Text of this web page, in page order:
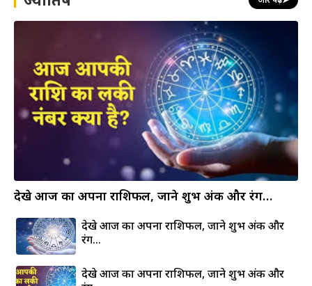
देखे आज का अपना राशिफल, जाने शुभ अंक और रंग…
देखे आज का अपना राशिफल, जाने शुभ अंक और
रंग…
देखे आज का अपना राशिफल, जाने शुभ अंक और